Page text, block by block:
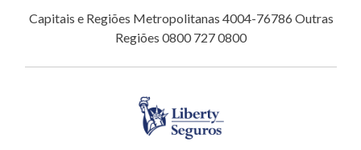
Capitais e Regiões Metropolitanas 4004-76786 Outras
Regiões 0800 727 0800